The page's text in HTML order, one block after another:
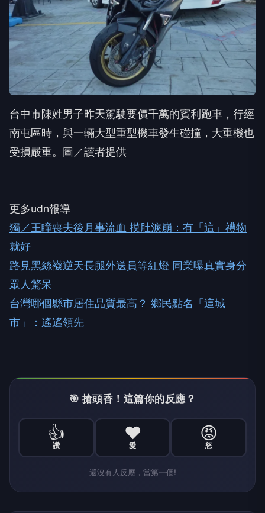
台中市陳姓男子昨天駕駛要價千萬的賓利跑車，行經
南屯區時，與一輛大型重型機車發生碰撞，大重機也
受損嚴重。圖／讀者提供
更多udn報導
獨／王瞳喪夫後月事流血 摸肚淚崩：有「這」禮物
就好
路見黑絲襪逆天長腿外送員等紅燈 同業曝真實身分
眾人驚呆
台灣哪個縣市居住品質最高？ 鄉民點名「這城
市」：遙遙領先
🎯 搶頭香！這篇你的反應？
👍
讚
❤️
愛
😡
怒
還沒有人反應，當第一個!